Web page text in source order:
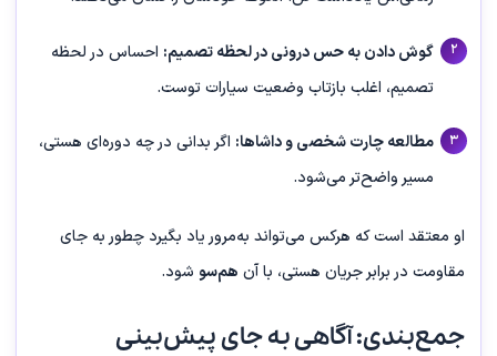
گوش دادن به حس درونی در لحظه تصمیم: احساس در لحظه
تصمیم، اغلب بازتاب وضعیت سیارات توست.
مطالعه چارت شخصی و داشاها: اگر بدانی در چه دوره‌ای هستی،
مسیر واضح‌تر می‌شود.
او معتقد است که هرکس می‌تواند به‌مرور یاد بگیرد چطور به جای
مقاومت در برابر جریان هستی، با آن هم‌سو شود.
جمع‌بندی: آگاهی به جای پیش‌بینی